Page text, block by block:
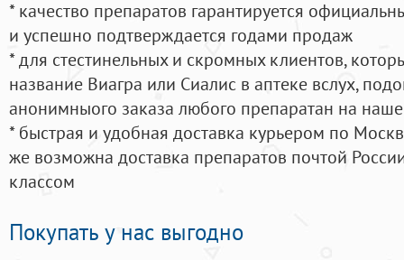
* качество препаратов гарантируется
и успешно подтверждается годами продаж
* для стестинельных и скромных клиентов,
название Виагра или Сиалис в аптеке вслух,
анонимныого заказа любого препаратан на
* быстрая и удобная доставка курьером по
же возможна доставка препаратов почтой
классом
Покупать у нас выгодно